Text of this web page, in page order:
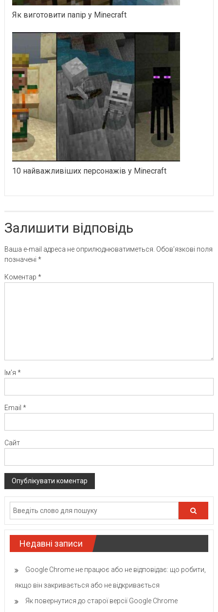
Як виготовити папір у Minecraft
10 найважливіших персонажів у Minecraft
Залишити відповідь
Ваша e-mail адреса не оприлюднюватиметься. Обов’язкові поля
позначені *
Коментар *
Ім'я *
Email *
Сайт
Недавні записи
Google Chrome не працює або не відповідає: що робити,
якщо він закривається або не відкривається
Як повернутися до старої версії Google Chrome